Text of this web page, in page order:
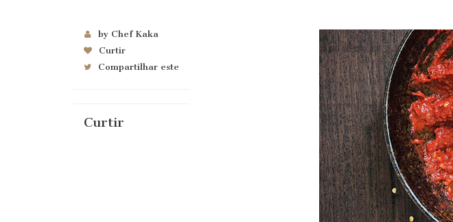
by Chef Kaka
Curtir
Compartilhar este
Curtir